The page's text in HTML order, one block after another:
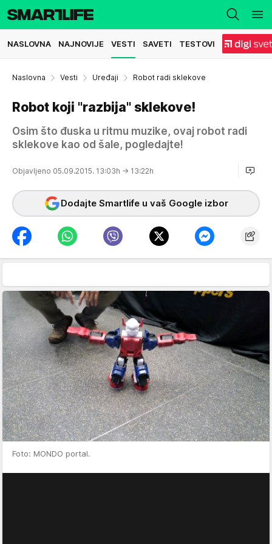
NASLOVNA NAJNOVIJE VESTI SAVETI TESTOVI
Naslovna Vesti Uređaji Robot radi sklekove
Robot koji "razbija" sklekove!
Osim što đuska u ritmu muzike, ovaj robot radi
sklekove kao od šale, pogledajte!
Objavljeno 05.09.2015. 13:03h → 13:22h
Dodajte Smartlife u vaš Google izbor
Foto: MONDO portal.